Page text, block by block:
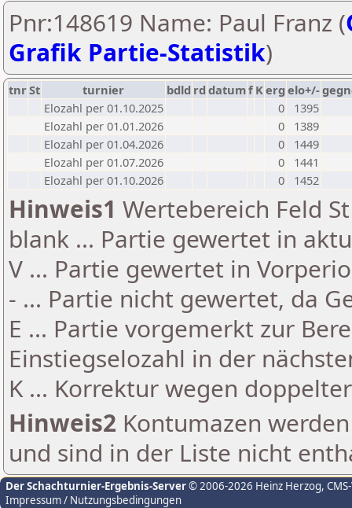
Pnr:148619 Name: Paul Franz (
Grafik Partie-Statistik)
tnrSt turnier bdld rd datumf Kerg elo+/-
Elozahl per 01.10.2025
0
1395
Elozahl per 01.01.2026
0
1389
Elozahl per 01.04.2026
0
1449
Elozahl per 01.07.2026
0
1441
Elozahl per 01.10.2026
0 1452
Hinweis1 Wertebereich Feld
blank ... Partie gewertet in
V ... Partie gewertet in
- ... Partie nicht gewertet, da
E ... Partie vorgemerkt zur
Einstiegselozahl in der
K ... Korrektur wegen
Hinweis2 Kontumazen
und sind in der Liste nicht
Der Schachturnier-Ergebnis-Server© 2006-2026 Heinz Herzog,
Impressum / Nutzungsbedingungen